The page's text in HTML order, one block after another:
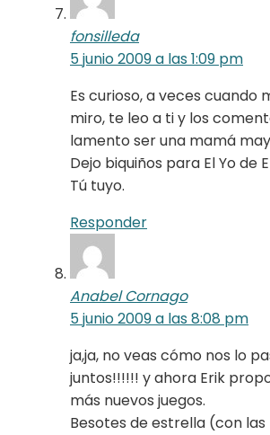
fonsilleda
5 junio 2009 a las 1:09 pm
Es curioso, a veces cuando
miro, te leo a ti y los
lamento ser una mamá
Dejo biquiños para El Yo de
Tú tuyo.
Responder
Anabel Cornago
5 junio 2009 a las 8:08 pm
ja,ja, no veas cómo nos lo
juntos!!!!!! y ahora Erik
más nuevos juegos.
Besotes de estrella (con